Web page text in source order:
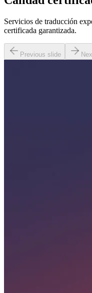
Servicios de traducción
certificada garantizada.
Previous slide